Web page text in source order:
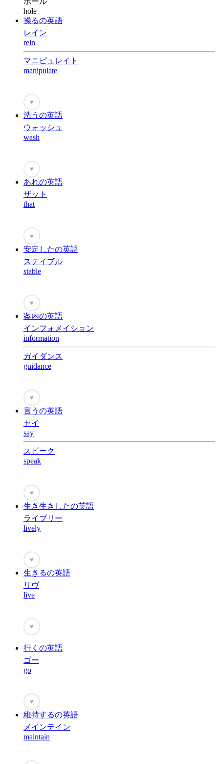
hole
操るの英語
レイン
rein
マニピュレイト
manipulate
♥
洗うの英語
ウォッシュ
wash
♥
あれの英語
ザット
that
♥
安定したの英語
ステイブル
stable
♥
案内の英語
インフォメイション
information
ガイダンス
guidance
♥
言うの英語
セイ
say
スピーク
speak
♥
生き生きしたの英語
ライブリー
lively
♥
生きるの英語
リヴ
live
♥
行くの英語
ゴー
go
♥
維持するの英語
メインテイン
maintain